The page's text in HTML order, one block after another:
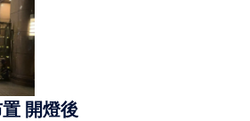
開燈後